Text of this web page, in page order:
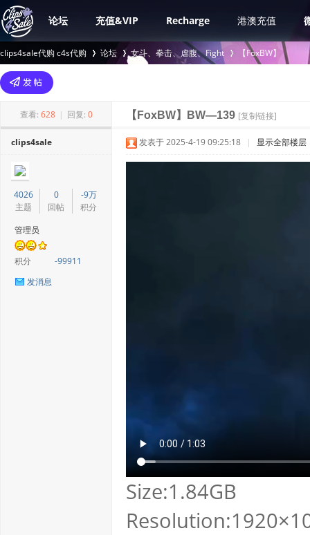
论坛 充值&VIP Recharge 港澳充值
clips4sale代购 c4s代购
>
论坛 女斗、拳击、虐腹、Fight
›
【FoxBW】
查看: 628 | 回复: 0 【FoxBW】BW—139 [复制链接]
clips4sale
4026
主题
0
回帖
-9万
积分
管理员
积分
-99911
发消息
发表于 2025-4-19 09:25:18 | 显示全部楼层
Size:1.84GB